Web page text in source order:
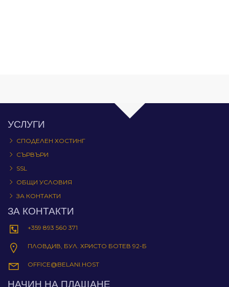
УСЛУГИ
СПОДЕЛЕН ХОСТИНГ
СЪРВЪРИ
SSL
ОБЩИ УСЛОВИЯ
ЗА КОНТАКТИ
ЗА КОНТАКТИ
+359 893 560 371
ПЛОВДИВ, БУЛ. ХРИСТО БОТЕВ 92-Б
OFFICE@BELANI.HOST
НАЧИН НА ПЛАЩАНЕ